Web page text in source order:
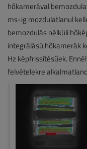
hőkamerával
ms-ig mozdulatlanul
bemozdulás nélküli
integrálású hőkamerák
Hz képfrissítésűek.
felvételekre